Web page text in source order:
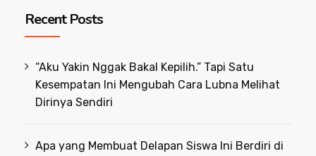
Recent Posts
“Aku Yakin Nggak Bakal Kepilih.” Tapi Satu
Kesempatan Ini Mengubah Cara Lubna Melihat
Dirinya Sendiri
Apa yang Membuat Delapan Siswa Ini Berdiri di